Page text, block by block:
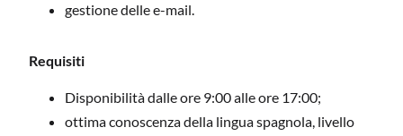
gestione delle e-mail.
Requisiti
Disponibilità dalle ore 9:00 alle ore 17:00;
ottima conoscenza della lingua spagnola, livello